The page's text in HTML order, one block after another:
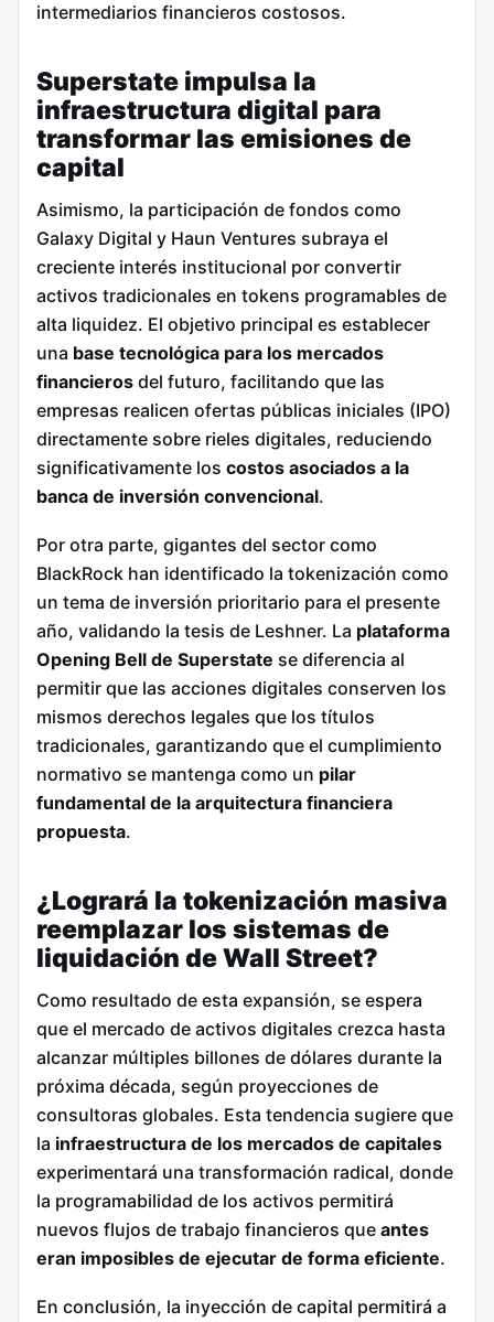
intermediarios financieros costosos.
Superstate impulsa la
infraestructura digital para
transformar las emisiones de
capital
Asimismo, la participación de fondos como
Galaxy Digital y Haun Ventures subraya el
creciente interés institucional por convertir
activos tradicionales en tokens programables de
alta liquidez. El objetivo principal es establecer
una base tecnológica para los mercados
financieros del futuro, facilitando que las
empresas realicen ofertas públicas iniciales (IPO)
directamente sobre rieles digitales, reduciendo
significativamente los costos asociados a la
banca de inversión convencional.
Por otra parte, gigantes del sector como
BlackRock han identificado la tokenización como
un tema de inversión prioritario para el presente
año, validando la tesis de Leshner. La plataforma
Opening Bell de Superstate se diferencia al
permitir que las acciones digitales conserven los
mismos derechos legales que los títulos
tradicionales, garantizando que el cumplimiento
normativo se mantenga como un pilar
fundamental de la arquitectura financiera
propuesta.
¿Logrará la tokenización masiva
reemplazar los sistemas de
liquidación de Wall Street?
Como resultado de esta expansión, se espera
que el mercado de activos digitales crezca hasta
alcanzar múltiples billones de dólares durante la
próxima década, según proyecciones de
consultoras globales. Esta tendencia sugiere que
la infraestructura de los mercados de capitales
experimentará una transformación radical, donde
la programabilidad de los activos permitirá
nuevos flujos de trabajo financieros que antes
eran imposibles de ejecutar de forma eficiente.
En conclusión, la inyección de capital permitirá a